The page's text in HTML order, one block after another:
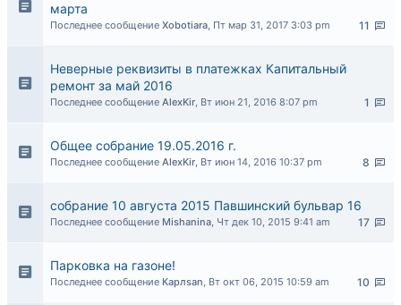
марта
11
Последнее сообщение Xobotiara, Пт мар 31, 2017 3:03 pm
Неверные реквизиты в платежках Капитальный
ремонт за май 2016
1
Последнее сообщение AlexKir, Вт июн 21, 2016 8:07 pm
Общее собрание 19.05.2016 г.
8
Последнее сообщение AlexKir, Вт июн 14, 2016 10:37 pm
собрание 10 августа 2015 Павшинский бульвар 16
17
Последнее сообщение Mishanina, Чт дек 10, 2015 9:41 am
Парковка на газоне!
10
Последнее сообщение Карлsan, Вт окт 06, 2015 10:59 am